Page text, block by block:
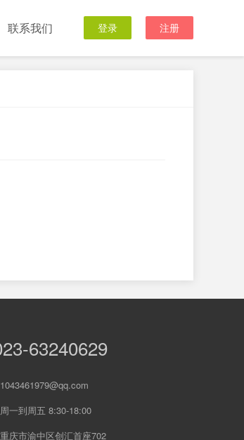
登录 注册
联系我们
63240629
一到周五 8:30-18:00
庆市渝中区创汇首座702